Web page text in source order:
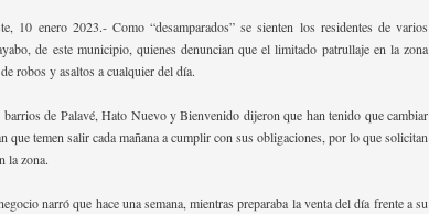
10 enero 2023.- Como “desamparados” se sienten los residentes de varios
de este municipio, quienes denuncian que el limitado patrullaje en la zona
robos y asaltos a cualquier del día.
de Palavé, Hato Nuevo y Bienvenido dijeron que han tenido que cambiar
que temen salir cada mañana a cumplir con sus obligaciones, por lo que solicitan
la zona.
narró que hace una semana, mientras preparaba la venta del día frente a su